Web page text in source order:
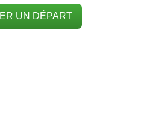
UN DÉPART